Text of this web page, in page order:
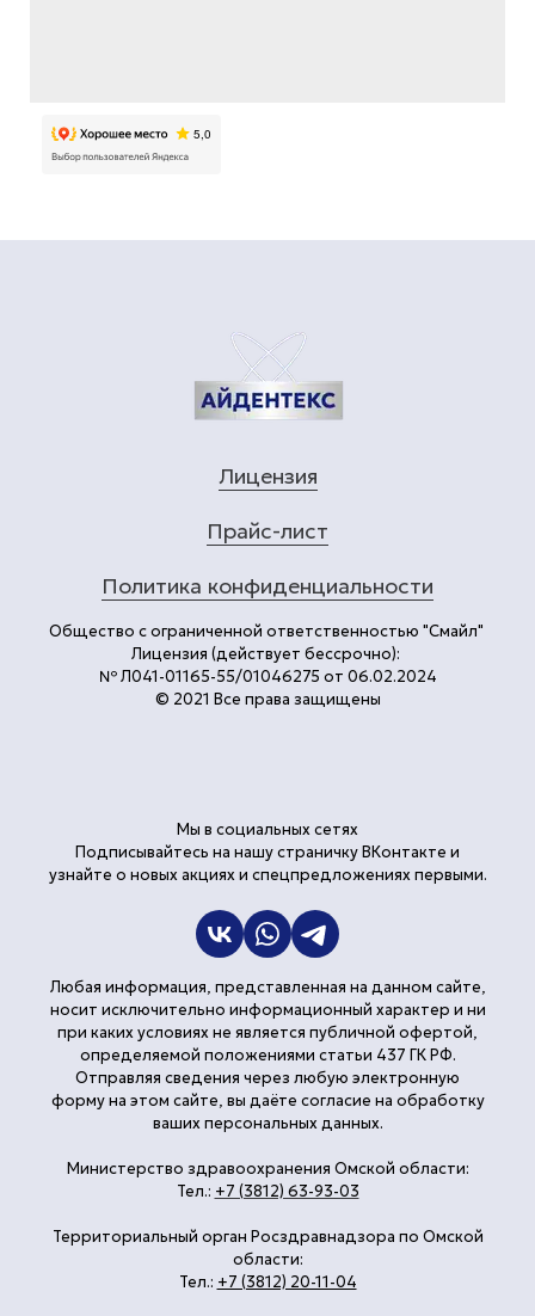
Лицензия
Прайс-лист
Политика конфиденциальности
Общество с ограниченной ответственностью "Смайл"
Лицензия (действует бессрочно):
№ Л041-01165-55/01046275 от 06.02.2024
© 2021 Все права защищены
Мы в социальных сетях
Подписывайтесь на нашу страничку ВКонтакте и
узнайте о новых акциях и спецпредложениях первыми.
Любая информация, представленная на данном сайте,
носит исключительно информационный характер и ни
при каких условиях не является публичной офертой,
определяемой положениями статьи 437 ГК РФ.
Отправляя сведения через любую электронную
форму на этом сайте, вы даёте согласие на обработку
ваших персональных данных.
Министерство здравоохранения Омской области:
Тел.: +7 (3812) 63-93-03
Территориальный орган Росздравнадзора по Омской
области:
Тел.: +7 (3812) 20-11-04